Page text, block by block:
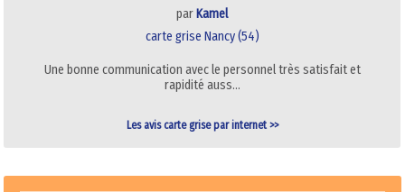
par Kamel
carte grise Nancy (54)
Une bonne communication avec le personnel très satisfait et
rapidité auss…
Les avis carte grise par internet >>